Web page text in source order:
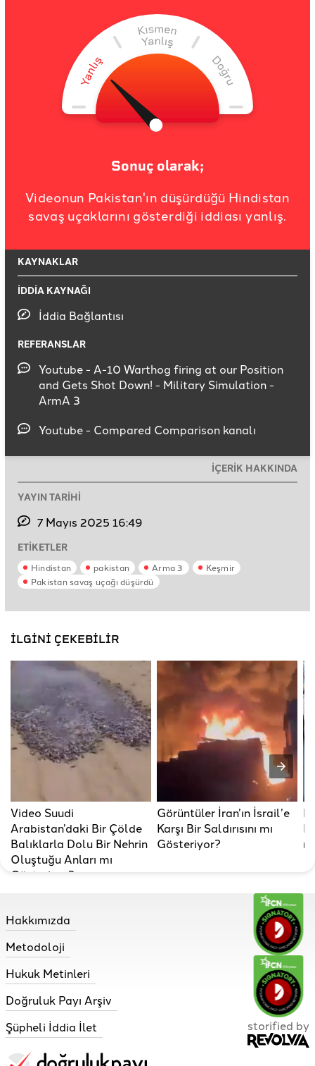
Sonuç olarak;
Videonun Pakistan'ın düşürdüğü Hindistan
savaş uçaklarını gösterdiği iddiası yanlış.
KAYNAKLAR
İDDİA KAYNAĞI
İddia Bağlantısı
REFERANSLAR
Youtube - A-10 Warthog firing at our Position
and Gets Shot Down! - Military Simulation -
ArmA 3
Youtube - Compared Comparison kanalı
İÇERİK HAKKINDA
YAYIN TARİHİ
7 Mayıs 2025 16:49
ETİKETLER
Hindistan pakistan Arma 3
Keşmir
Pakistan savaş uçağı düşürdü
İLGİNİ ÇEKEBİLİR
Video Suudi
Arabistan’daki Bir Çölde
Balıklarla Dolu Bir Nehrin
Oluştuğu Anları mı
Gösteriyor?
Görüntüler İran’ın İsrail’e
Karşı Bir Saldırısını mı
Gösteriyor?
Hakkımızda
Metodoloji
Hukuk Metinleri
Doğruluk Payı Arşiv
Şüpheli İddia İlet
storified by